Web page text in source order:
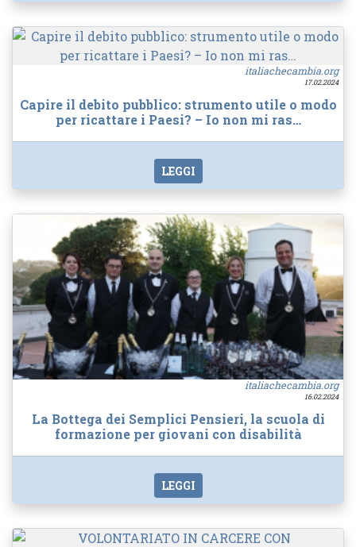
italiachecambia.org
17.02.2024
Capire il debito pubblico: strumento utile o modo
per ricattare i Paesi? – Io non mi ras…
LEGGI
italiachecambia.org
16.02.2024
La Bottega dei Semplici Pensieri, la scuola di
formazione per giovani con disabilità
LEGGI